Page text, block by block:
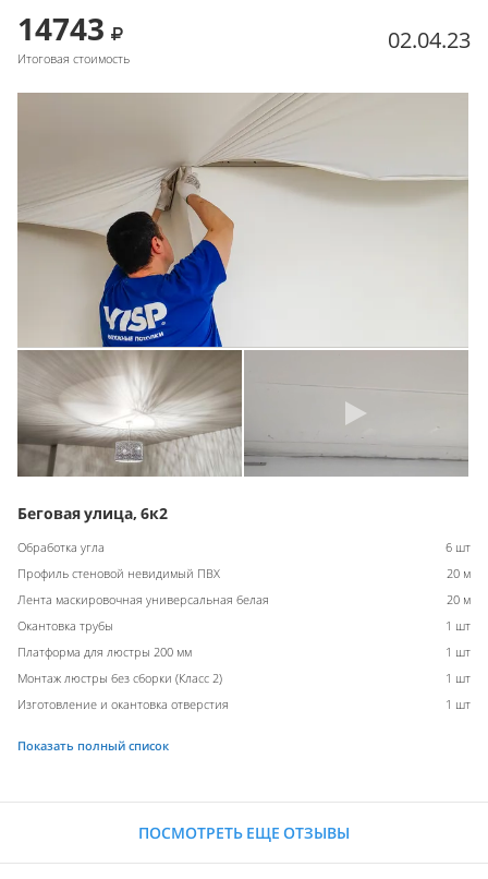
14743
Итоговая стоимость
02.04.23
Беговая улица, 6к2
Обработка угла
6 шт
Профиль стеновой невидимый ПВХ
20 м
Лента маскировочная универсальная белая
20 м
Окантовка трубы
1 шт
Платформа для люстры 200 мм
1 шт
Монтаж люстры без сборки (Класс 2)
1 шт
Изготовление и окантовка отверстия
1 шт
Показать полный список
ПОСМОТРЕТЬ ЕЩЕ ОТЗЫВЫ